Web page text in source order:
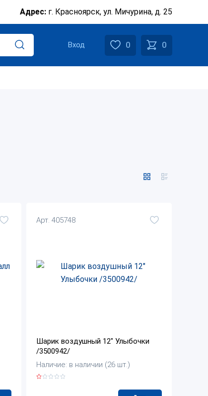
Адрес: г. Красноярск, ул. Мичурина, д. 25
Вход 0 0
Арт. 405748
Шарик воздушный 12" Улыбочки
/3500942/
Наличие: в наличии (26 шт.)